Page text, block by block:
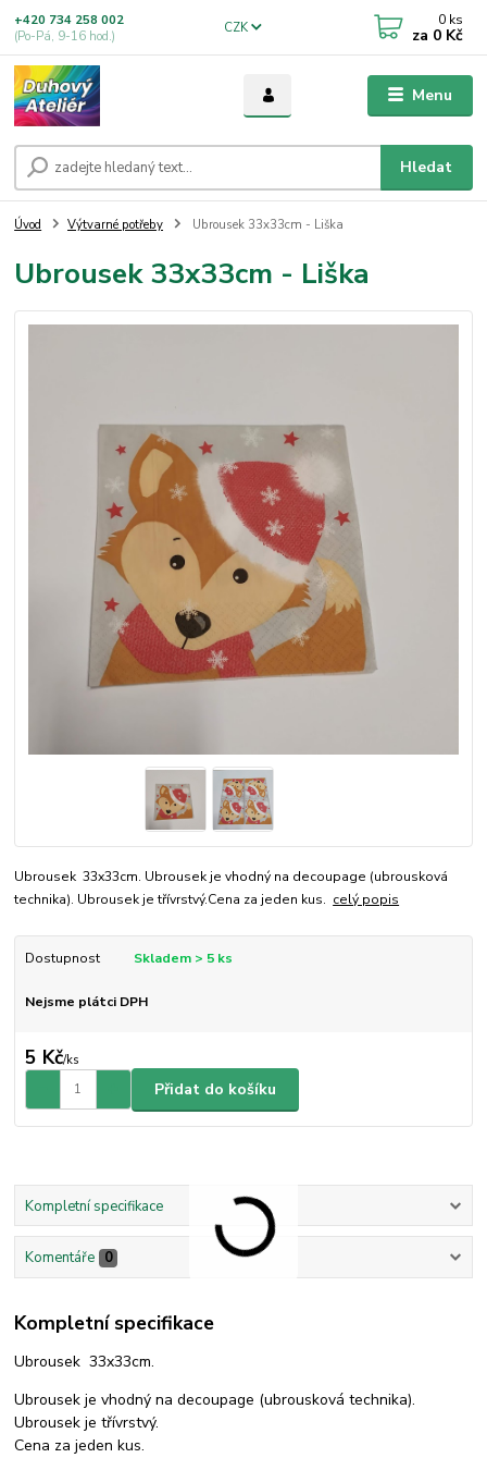
Menu
CZK
Hledat
+420 734 258 002
(Po-Pá, 9-16 hod.)
0 ks
za 0 Kč
Úvod Výtvarné potřeby Ubrousek 33x33cm - Liška
Ubrousek 33x33cm - Liška
Ubrousek 33x33cm. Ubrousek je vhodný na decoupage (ubrousková
technika). Ubrousek je třívrstvý.Cena za jeden kus. celý popis
Dostupnost Skladem > 5 ks
Nejsme plátci DPH
5 Kč/ks
Přidat do košíku
Kompletní specifikace
Komentáře 0
Kompletní specifikace
Ubrousek 33x33cm.
Ubrousek je vhodný na decoupage (ubrousková technika).
Ubrousek je třívrstvý.
Cena za jeden kus.